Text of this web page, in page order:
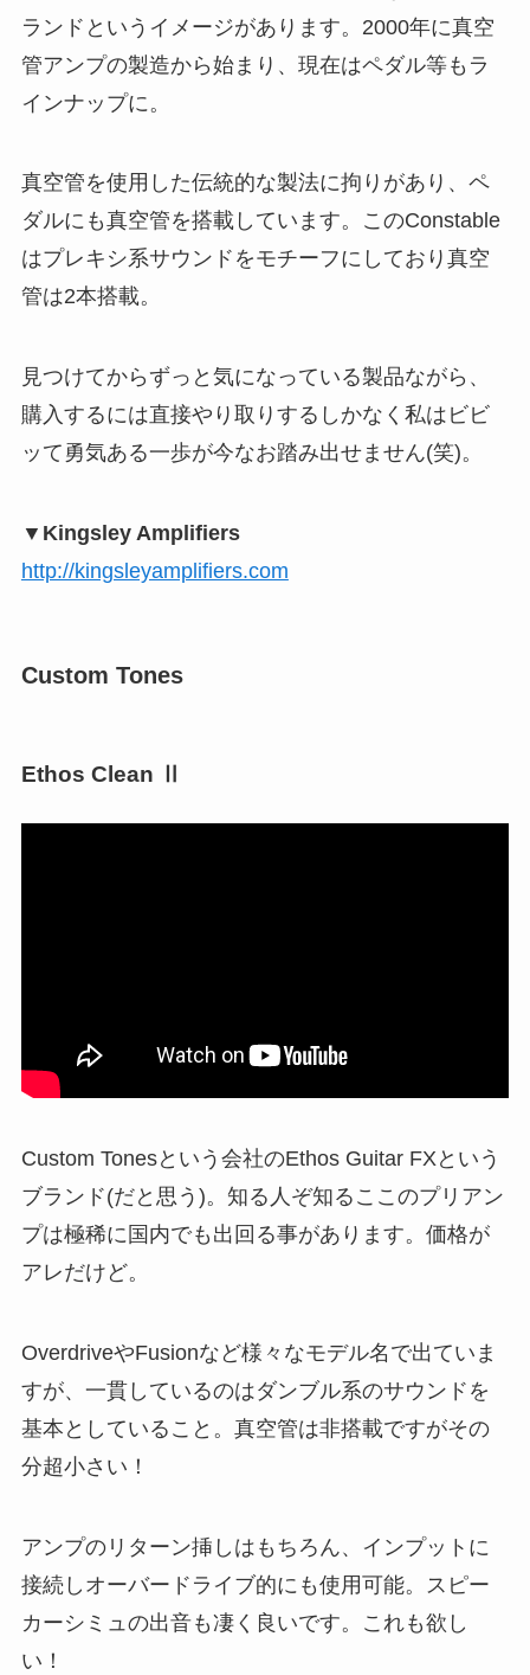
ランドというイメージがあります。2000年に真空
管アンプの製造から始まり、現在はペダル等もラ
インナップに。
真空管を使用した伝統的な製法に拘りがあり、ペ
ダルにも真空管を搭載しています。このConstable
はプレキシ系サウンドをモチーフにしており真空
管は2本搭載。
見つけてからずっと気になっている製品ながら、
購入するには直接やり取りするしかなく私はビビ
ッて勇気ある一歩が今なお踏み出せません(笑)。
▼Kingsley Amplifiers
http://kingsleyamplifiers.com
Custom Tones
Ethos Clean Ⅱ
Custom Tonesという会社のEthos Guitar FXという
ブランド(だと思う)。知る人ぞ知るここのプリアン
プは極稀に国内でも出回る事があります。価格が
アレだけど。
OverdriveやFusionなど様々なモデル名で出ていま
すが、一貫しているのはダンブル系のサウンドを
基本としていること。真空管は非搭載ですがその
分超小さい！
アンプのリターン挿しはもちろん、インプットに
接続しオーバードライブ的にも使用可能。スピー
カーシミュの出音も凄く良いです。これも欲し
い！